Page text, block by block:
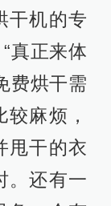
干机的专
真正来体
费烘干需
麻烦，
甩干的衣
。还有一